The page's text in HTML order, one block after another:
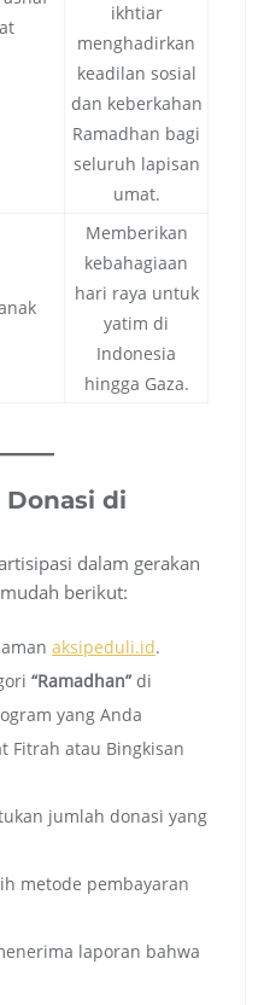
ikhtiar
menghadirkan
keadilan sosial
dan keberkahan
Ramadhan bagi
seluruh lapisan
umat.
Memberikan
kebahagiaan
hari raya untuk
yatim di
Indonesia
hingga Gaza.
Donasi di
dalam gerakan
berikut:
aksipeduli.id.
“Ramadhan” di
yang Anda
Fitrah atau Bingkisan
jumlah donasi yang
metode pembayaran
laporan bahwa